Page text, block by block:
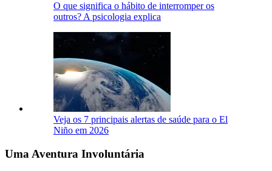
O que significa o hábito de interromper os
outros? A psicologia explica
Veja os 7 principais alertas de saúde para o El
Niño em 2026
Uma Aventura Involuntária